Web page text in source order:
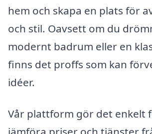
hem och skapa en plats för
och stil. Oavsett om du
modernt badrum eller en
finns det proffs som kan
idéer.
Vår plattform gör det enkelt